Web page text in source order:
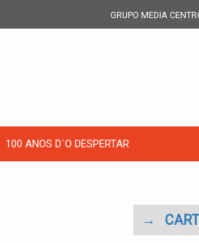
GRUPO MEDIA
100 ANOS D´O DESPERTAR
→